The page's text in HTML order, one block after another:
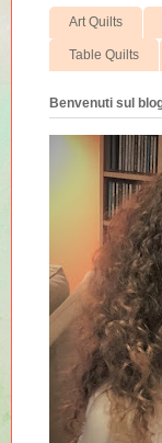
Art Quilts
Table Quilts
Benvenuti sul